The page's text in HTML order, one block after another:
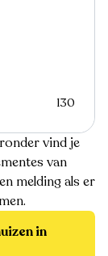
130
vind je
van
melding als er
in